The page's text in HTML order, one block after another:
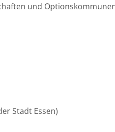
und
Stadt Essen)